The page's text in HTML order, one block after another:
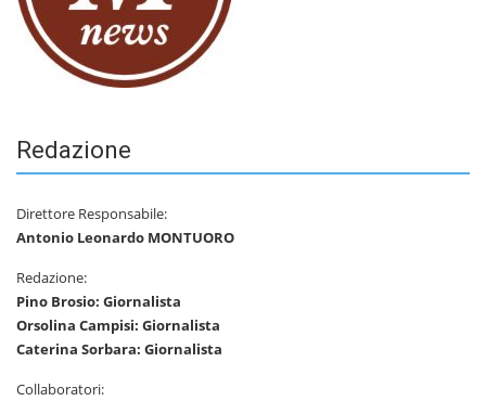
Redazione
Direttore Responsabile:
Antonio Leonardo MONTUORO
Redazione:
Pino Brosio: Giornalista
Orsolina Campisi: Giornalista
Caterina Sorbara: Giornalista
Collaboratori: